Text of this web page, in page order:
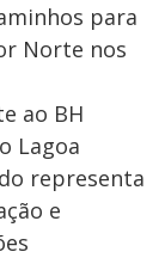
para
Norte nos
ao BH
Lagoa
representa
e